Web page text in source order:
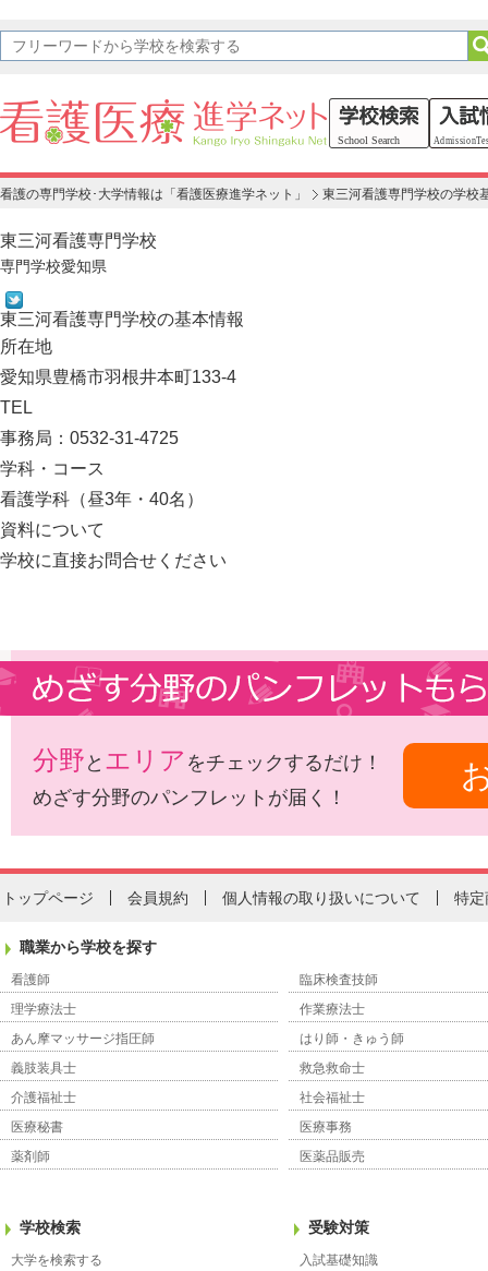
看護の専門学校･大学情報は「看護医療進学ネット」 東三河看護専門学校の学校
東三河看護専門学校
専門学校愛知県
東三河看護専門学校の基本情報
所在地
愛知県豊橋市羽根井本町133-4
TEL
事務局：0532-31-4725
学科・コース
看護学科（昼3年・40名）
資料について
学校に直接お問合せください
分野 と エリア をチェックするだけ！
めざす分野のパンフレットが届く！
トップページ 会員規約 個人情報の取り扱いについて 特定
職業から学校を探す
看護師
臨床検査技師
理学療法士
作業療法士
あん摩マッサージ指圧師
はり師・きゅう師
義肢装具士
救急救命士
介護福祉士
社会福祉士
医療秘書
医療事務
薬剤師
医薬品販売
学校検索
大学を検索する
受験対策
入試基礎知識